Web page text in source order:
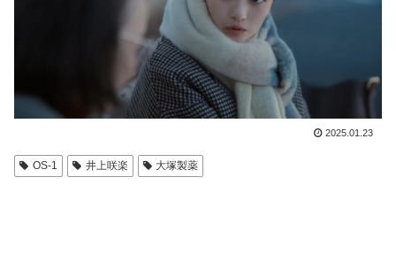
2025.01.23
OS-1 井上咲楽 大塚製薬